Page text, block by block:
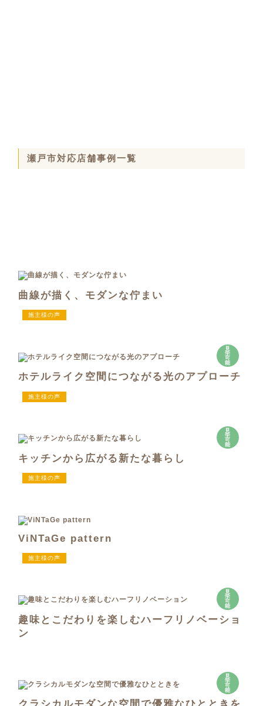
瀬戸市対応店舗事例一覧
曲線が描く、モダンな佇まい
施主様の声
見
学
可
能
ホテルライク空間につながる光のアプローチ
施主様の声
見
学
可
能
キッチンから広がる新たな暮らし
施主様の声
ViNTaGe pattern
施主様の声
見
学
可
能
趣味とこだわりを楽しむハーフリノベーショ
ン
見
学
可
能